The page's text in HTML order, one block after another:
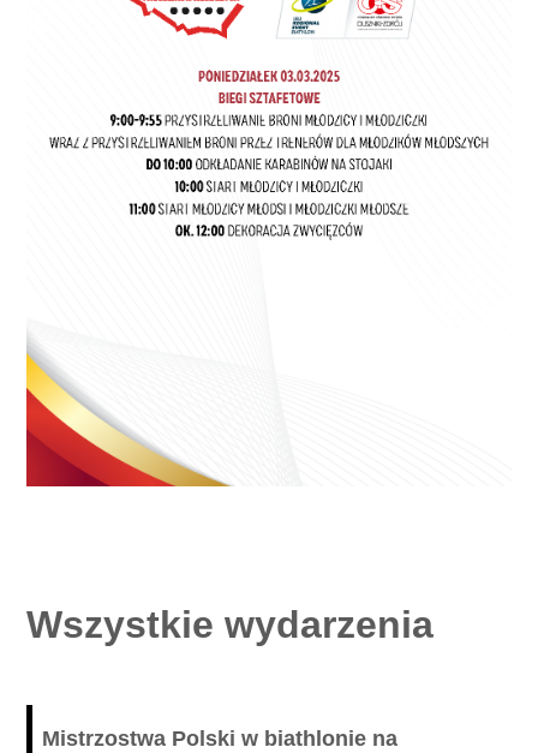
Wszystkie wydarzenia
Mistrzostwa Polski w biathlonie na